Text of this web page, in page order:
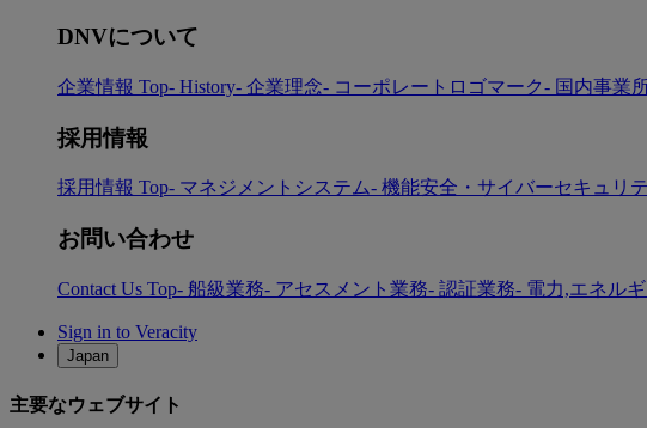
DNVについて
企業情報 Top- History- 企業理念- コーポレートロゴマーク- 国内事業
採用情報
採用情報 Top- マネジメントシステム- 機能安全・サイバーセキュリ
お問い合わせ
Contact Us Top- 船級業務- アセスメント業務- 認証業務- 電力,エネル
Sign in to Veracity
Japan
主要なウェブサイト